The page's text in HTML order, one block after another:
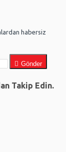
habersiz
Gönder
Takip Edin.